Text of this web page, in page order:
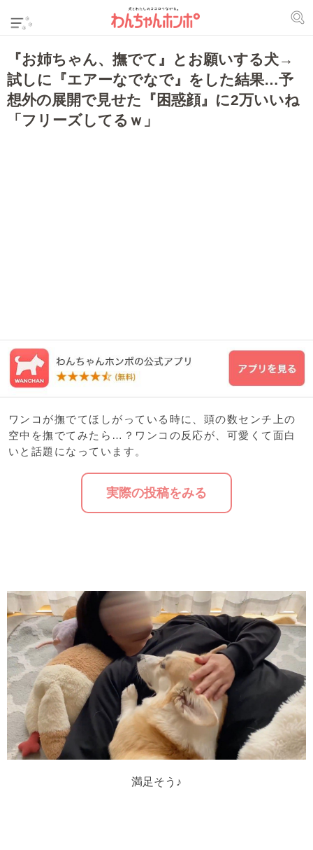
『お姉ちゃん、撫でて』とお願いする犬→
試しに『エアーなでなで』をした結果…予
想外の展開で見せた『困惑顔』に2万いいね
「フリーズしてるｗ」
ワンコが撫でてほしがっている時に、頭の数センチ上の
空中を撫でてみたら…？ワンコの反応が、可愛くて面白
いと話題になっています。
実際の投稿をみる
満足そう♪